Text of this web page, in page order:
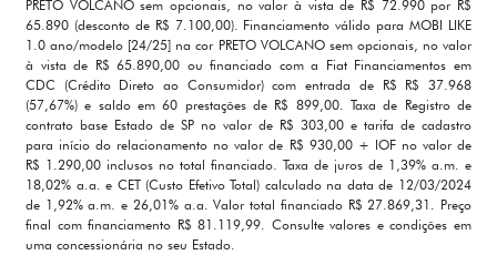
PRETO VOLCANO sem opcionais, no valor à vista de R$ 72.990 por R$
65.890 (desconto de R$ 7.100,00). Financiamento válido para MOBI LIKE
1.0 ano/modelo [24/25] na cor PRETO VOLCANO sem opcionais, no valor
à vista de R$ 65.890,00 ou financiado com a Fiat Financiamentos em
CDC (Crédito Direto ao Consumidor) com entrada de R$ R$ 37.968
(57,67%) e saldo em 60 prestações de R$ 899,00. Taxa de Registro de
contrato base Estado de SP no valor de R$ 303,00 e tarifa de cadastro
para início do relacionamento no valor de R$ 930,00 + IOF no valor de
R$ 1.290,00 inclusos no total financiado. Taxa de juros de 1,39% a.m. e
18,02% a.a. e CET (Custo Efetivo Total) calculado na data de 12/03/2024
de 1,92% a.m. e 26,01% a.a. Valor total financiado R$ 27.869,31. Preço
final com financiamento R$ 81.119,99. Consulte valores e condições em
uma concessionária no seu Estado.